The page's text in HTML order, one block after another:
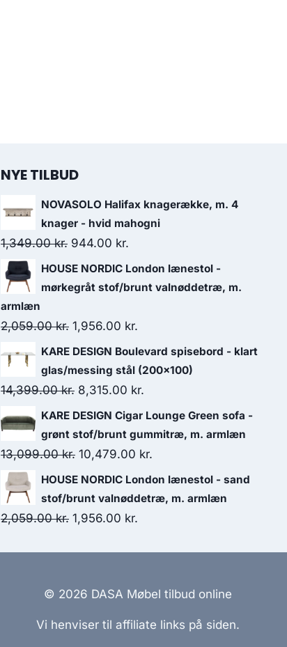
NYE TILBUD
NOVASOLO Halifax knagerække, m. 4
knager - hvid mahogni
1,349.00kr. 944.00 kr.
HOUSE NORDIC London lænestol -
mørkegråt stof/brunt valnøddetræ, m.
armlæn
2,059.00kr. 1,956.00 kr.
KARE DESIGN Boulevard spisebord - klart
glas/messing stål (200x100)
14,399.00kr. 8,315.00 kr.
KARE DESIGN Cigar Lounge Green sofa -
grønt stof/brunt gummitræ, m. armlæn
13,099.00kr. 10,479.00 kr.
HOUSE NORDIC London lænestol - sand
stof/brunt valnøddetræ, m. armlæn
2,059.00kr. 1,956.00 kr.
© 2026 DASA Møbel tilbud online
Vi henviser til affiliate links på siden.